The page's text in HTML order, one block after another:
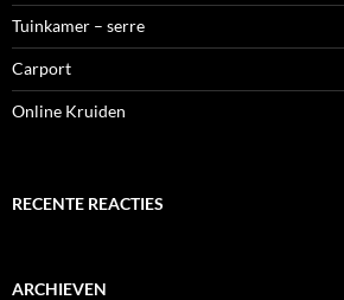
Tuinkamer – serre
Carport
Online Kruiden
RECENTE REACTIES
ARCHIEVEN